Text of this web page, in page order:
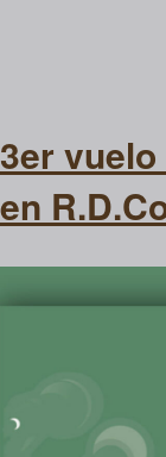
3er
en